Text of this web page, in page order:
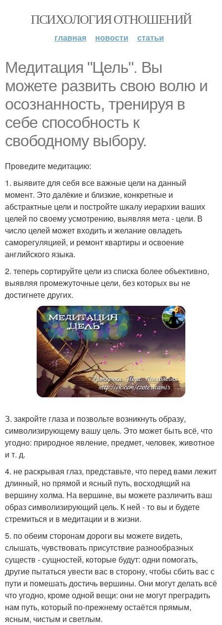
ПСИХОЛОГИЯ ОТНОШЕНИЙ
главная новости статьи
Медитация "Цель". Вы
можете развить свою волю и
осознанность, тренируя в
себе способность к
свободному выбору.
Проведите медитацию:
1. выявите для себя все важные цели на данный
момент. Это далёкие и близкие, конкретные и
абстрактные цели и постройте шкалу иерархии ваших
целей по своему усмотрению, выявляя мета - цели. В
число целей может входить и желание овладеть
саморегуляцией, и ремонт квартиры и освоение
английского языка.
2. теперь сортируйте цели из списка более объективно,
выявляя промежуточные цели, без которых вы не
достигнете других.
З. закройте глаза и позвольте возникнуть образу,
символизирующему вашу цель. Это может быть всё, что
угодно: природное явление, предмет, человек, животное
и т. д.
4. не раскрывая глаз, представьте, что перед вами лежит
длинный, но прямой и ясный путь, восходящий на
вершину холма. На вершине, вы можете различить ваш
образ символизирующий цель. К ней - то вы и будете
стремиться и в медитации и в жизни.
5. по обеим сторонам дороги вы можете видеть,
слышать, чувствовать присутствие разнообразных
существ - сущностей, которые будут: одни помогать,
другие пытаться увести вас в сторону, чтобы сбить вас с
пути и помешать достичь вершины. Они могут делать всё
что угодно, кроме одной вещи: они не могут преградить
нам путь, который по-прежнему остаётся прямым,
ясным, чистым и светлым.